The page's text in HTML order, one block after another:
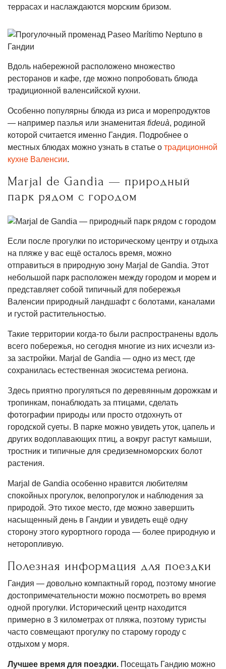
террасах и наслаждаются морским бризом.
Вдоль набережной расположено множество
ресторанов и кафе, где можно попробовать блюда
традиционной валенсийской кухни.
Особенно популярны блюда из риса и морепродуктов
— например паэлья или знаменитая fideuà, родиной
которой считается именно Гандия. Подробнее о
местных блюдах можно узнать в статье о традиционной
кухне Валенсии.
Marjal de Gandia — природный
парк рядом с городом
Если после прогулки по историческому центру и отдыха
на пляже у вас ещё осталось время, можно
отправиться в природную зону Marjal de Gandia. Этот
небольшой парк расположен между городом и морем и
представляет собой типичный для побережья
Валенсии природный ландшафт с болотами, каналами
и густой растительностью.
Такие территории когда-то были распространены вдоль
всего побережья, но сегодня многие из них исчезли из-
за застройки. Marjal de Gandia — одно из мест, где
сохранилась естественная экосистема региона.
Здесь приятно прогуляться по деревянным дорожкам и
тропинкам, понаблюдать за птицами, сделать
фотографии природы или просто отдохнуть от
городской суеты. В парке можно увидеть уток, цапель и
других водоплавающих птиц, а вокруг растут камыши,
тростник и типичные для средиземноморских болот
растения.
Marjal de Gandia особенно нравится любителям
спокойных прогулок, велопрогулок и наблюдения за
природой. Это тихое место, где можно завершить
насыщенный день в Гандии и увидеть ещё одну
сторону этого курортного города — более природную и
неторопливую.
Полезная информация для поездки
Гандия — довольно компактный город, поэтому многие
достопримечательности можно посмотреть во время
одной прогулки. Исторический центр находится
примерно в 3 километрах от пляжа, поэтому туристы
часто совмещают прогулку по старому городу с
отдыхом у моря.
Лучшее время для поездки. Посещать Гандию можно